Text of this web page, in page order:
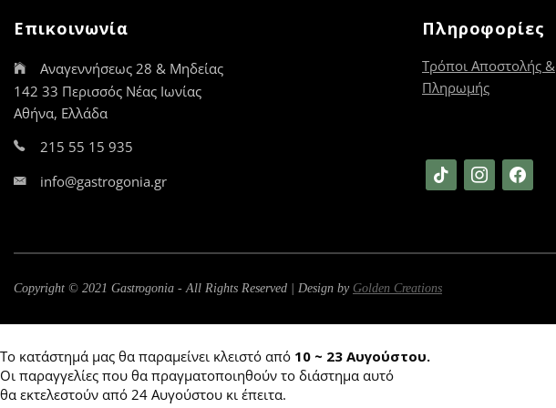
επιλεγούν
σελίδα
του
Επικοινωνία
Αναγεννήσεως 28 & Μηδείας
142 33 Περισσός Νέας Ιωνίας
Αθήνα, Ελλάδα
215 55 15 935
info@gastrogonia.gr
Πληροφορίες
Τρόποι Αποστολής &
Πληρωμής
tiktok instagramfacebook
Copyright © 2021 Gastrogonia - All Rights Reserved | Design by Golden Creations
Το κατάστημά μας θα παραμείνει κλειστό από 10 ~ 23 Αυγούστου.
Οι παραγγελίες που θα πραγματοποιηθούν το διάστημα αυτό
θα εκτελεστούν από 24 Αυγούστου κι έπειτα.